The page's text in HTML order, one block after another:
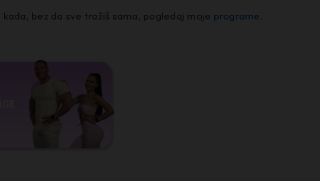
bez da sve tražiš sama, pogledaj moje programe.